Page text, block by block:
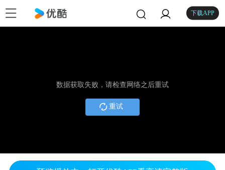
下载APP
数据获取失败，请检查网络之后重试
重试